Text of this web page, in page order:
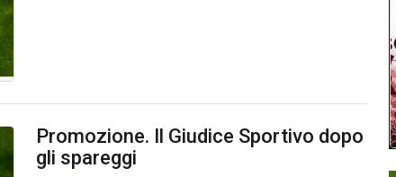
Promozione. Il Giudice Sportivo dopo
gli spareggi